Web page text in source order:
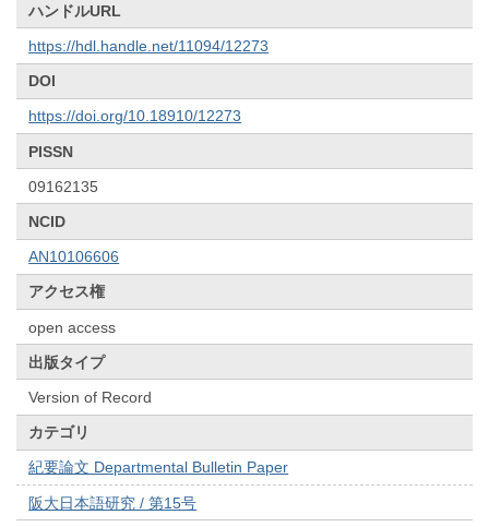
ハンドルURL
https://hdl.handle.net/11094/12273
DOI
https://doi.org/10.18910/12273
PISSN
09162135
NCID
AN10106606
アクセス権
open access
出版タイプ
Version of Record
カテゴリ
紀要論文 Departmental Bulletin Paper
阪大日本語研究 / 第15号